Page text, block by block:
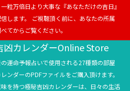
粒万倍日より大事な『あなただけの吉日』
します。 ご視聴頂く前に、あなたの所属
てからご覧ください。
凶カレンダーOnline Store
運命予報占いで使用される27種類の部屋
ンダーのPDFファイルをご購入頂けます。
を持つ極秘吉凶カレンダーは、日々の生活